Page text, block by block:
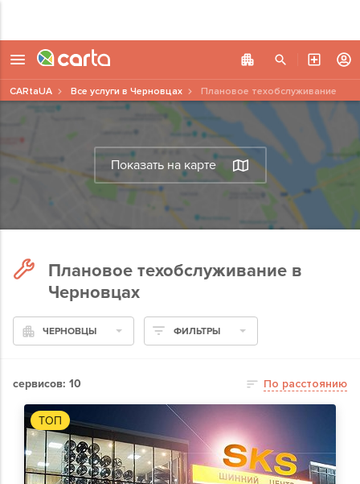
Показать на карте
CARtaUA Все услуги в Черновцах Плановое техобслуживание
Плановое техобслуживание в
Черновцах
ЧЕРНОВЦЫ ФИЛЬТРЫ
сервисов: 10 По расстоянию
ТОП